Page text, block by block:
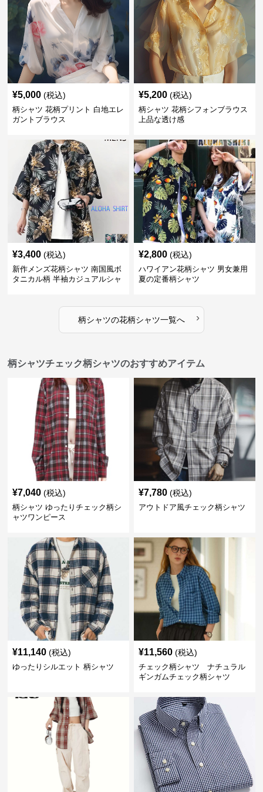
¥5,000 (税込)
柄シャツ 花柄プリント 白地エレ
ガントブラウス
¥5,200 (税込)
柄シャツ 花柄シフォンブラウス
上品な透け感
¥3,400 (税込)
新作メンズ花柄シャツ 南国風ボ
タニカル柄 半袖カジュアルシャ
¥2,800 (税込)
ハワイアン花柄シャツ 男女兼用
夏の定番柄シャツ
柄シャツの花柄シャツ一覧へ ›
柄シャツチェック柄シャツのおすすめアイテム
¥7,040 (税込)
柄シャツ ゆったりチェック柄シ
ャツワンピース
¥7,780 (税込)
アウトドア風チェック柄シャツ
¥11,140 (税込)
ゆったりシルエット 柄シャツ
¥11,560 (税込)
チェック柄シャツ ナチュラル
ギンガムチェック柄シャツ